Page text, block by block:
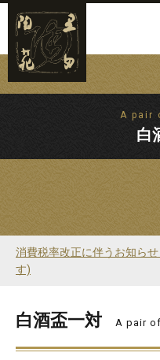
A pair
白
消費税率改正に伴うお知ら
す)
白酒盃一対 A pair